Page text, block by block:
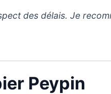
des délais. Je
Peypin